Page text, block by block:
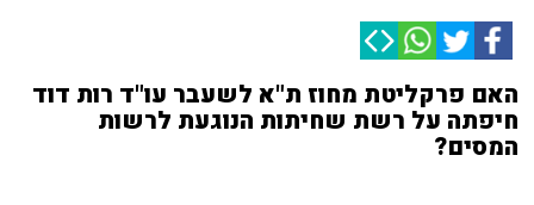
האם פרקליטת מחוז ת"א לשעבר עו"ד רות דוד
חיפתה על רשת שחיתות הנוגעת לרשות
המסים?